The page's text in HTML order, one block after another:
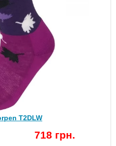
T2DLW
718 грн.